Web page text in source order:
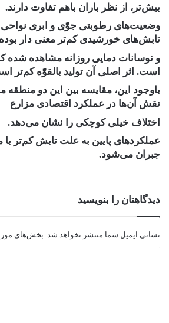
بیش‌تر، از نظر باران باهم تفاوت دارند.
وضعیت‌های ‏رطوبتی جوّی و ابری
تابش‌های خورشیدی کم‌تر معنی دار بوده
و نوسانات دمایی روزانه ‏مشاهده
است. اثر اصلی آن تولید بالقوّه کم‌تر
باوجود این، مقایسه بین این دو
نقش آن‌ها در عملکرد اقتصادی مزارع
اختلاف خیلی کوچکی را نشان می‌دهد.
‏عملکردهای پایین به علت تابش کم‌تر
جبران می‌شود‎.‎
دیدگاهتان را بنویسید
نشانی ایمیل شما منتشر نخواهد شد. بخش‌های